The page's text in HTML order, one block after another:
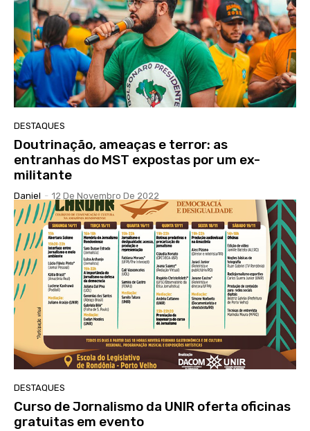
DESTAQUES
Doutrinação, ameaças e terror: as
entranhas do MST expostas por um ex-
militante
Daniel - 12 De Novembro De 2022
DESTAQUES
Curso de Jornalismo da UNIR oferta oficinas
gratuitas em evento